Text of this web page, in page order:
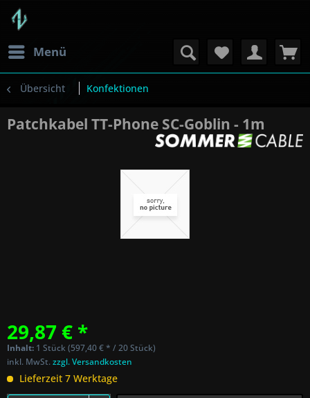
Menü
Übersicht Konfektionen
Patchkabel TT-Phone SC-Goblin - 1m
29,87 € *
Inhalt: 1 Stück (597,40 € * / 20 Stück)
inkl. MwSt.zzgl. Versandkosten
Lieferzeit 7 Werktage